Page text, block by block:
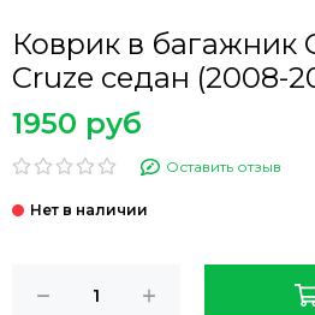
Коврик в багажник
Cruze седан (2008-
1950 руб
Оставить отзыв